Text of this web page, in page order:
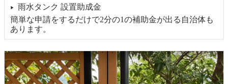
▶
雨水タンク 設置助成金
簡単な申請をするだけで2分の1の補助金が出る自治体も
あります。